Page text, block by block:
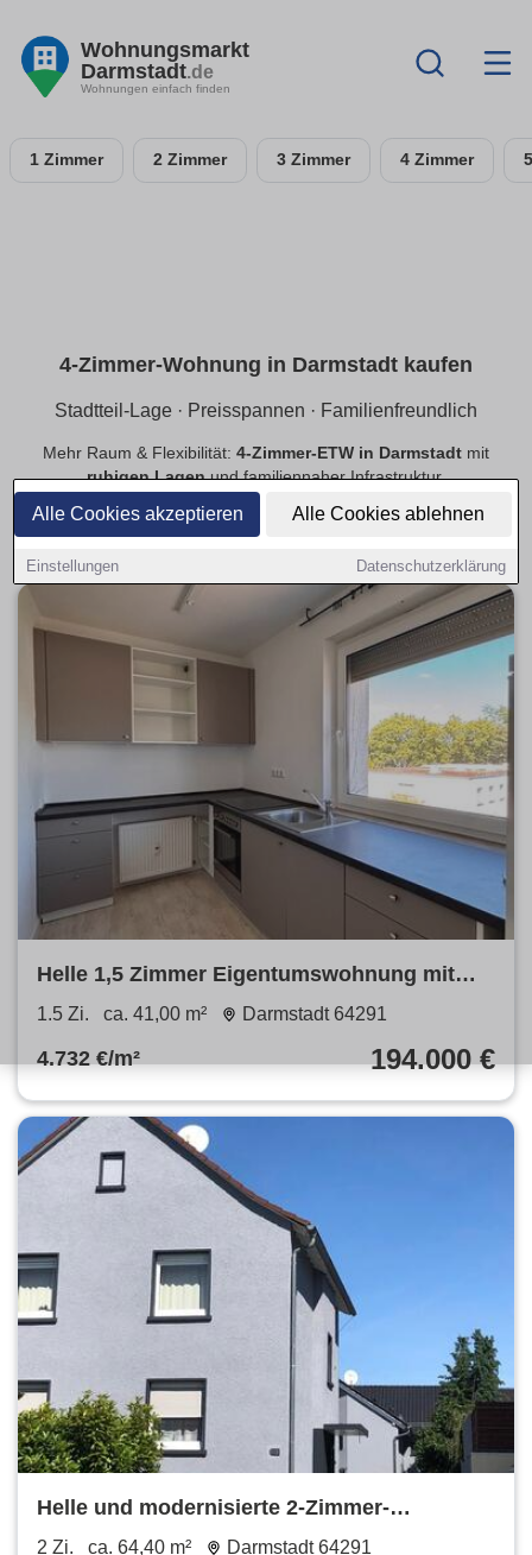
Alle Cookies akzeptieren Alle Cookies ablehnen
Einstellungen Datenschutzerklärung
Wohnungsmarkt
Darmstadt.de
Wohnungen einfach finden
1 Zimmer 2 Zimmer 3 Zimmer 4 Zimmer
4-Zimmer-Wohnung in Darmstadt kaufen
Stadtteil-Lage · Preisspannen · Familienfreundlich
Mehr Raum & Flexibilität: 4-Zimmer-ETW in Darmstadt mit
ruhigen Lagenund familiennaher Infrastruktur.
provisionsfrei
Vergleich.
Helle 1,5 Zimmer Eigentumswohnung mit
Balkon & Einbauküche
1.5 Zi. ca. 41,00 m² Darmstadt 64291
4.732 €/m² 194.000 €
Helle und modernisierte 2-Zimmer-
Eigentumswohnung im 2-FH
2 Zi. ca. 64,40 m² Darmstadt 64291